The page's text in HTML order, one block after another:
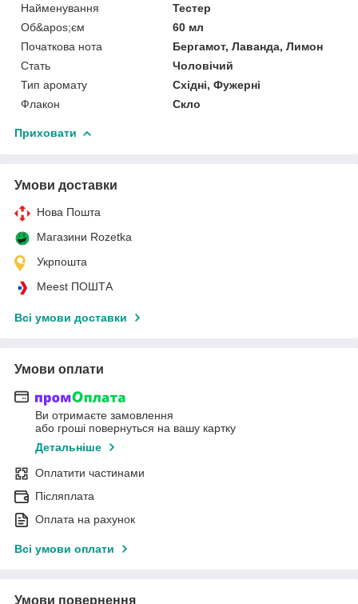
Найменування
Тестер
Об&apos;єм
60 мл
Початкова нота
Бергамот, Лаванда, Лимон
Стать
Чоловічий
Тип аромату
Східні, Фужерні
Флакон
Скло
Приховати
Умови доставки
Нова Пошта
Магазини Rozetka
Укрпошта
Meest ПОШТА
Всі умови доставки
Умови оплати
Ви отримаєте замовлення
або гроші повернуться на вашу картку
Детальніше
Оплатити частинами
Післяплата
Оплата на рахунок
Всі умови оплати
Умови повернення